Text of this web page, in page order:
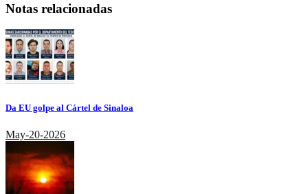
Notas relacionadas
Da EU golpe al Cártel de Sinaloa
May-20-2026